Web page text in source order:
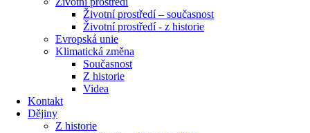
Životní prostředí – současnost
Životní prostředí ​- z historie
Evropská unie
Klimatická změna
Současnost
Z historie
Videa
Kontakt
Dějiny
Z historie